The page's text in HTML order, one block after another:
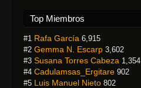
Top Miembros
#1 Rafa García 6,915
#2 Gemma N. Escarp 3,602
#3 Susana Torres Cabeza 1,354
#4 Cadulamsas_Ergitare 902
#5 Luis Manuel Nieto 802